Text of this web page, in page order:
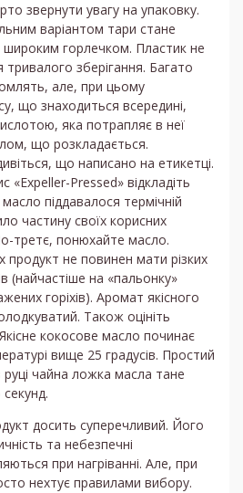
звернути увагу на упаковку.
варіантом тари стане
широким горлечком. Пластик не
зберігання. Багато
але, при цьому
що знаходиться всередині,
яка потрапляє в неї
що розкладається.
що написано на етикетці.
«Expeller-Pressed» відкладіть
піддавалося термічній
частину своїх корисних
третє, понюхайте масло.
продукт не повинен мати різких
(найчастіше на «пальонку»
горіхів). Аромат якісного
Також оцініть
кокосове масло починає
вище 25 градусів. Простий
чайна ложка масла тане
досить суперечливий. Його
та небезпечні
при нагріванні. Але, при
нехтує правилами вибору.